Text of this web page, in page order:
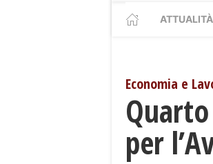
ATTUALITÀ
Economia e
per